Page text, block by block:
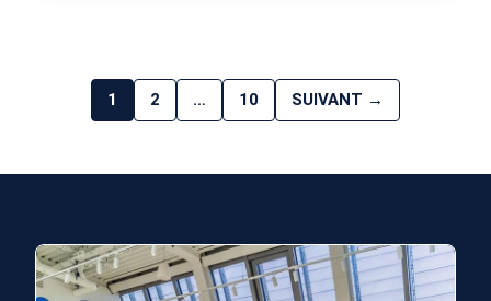
1 2 … 10 SUIVANT →